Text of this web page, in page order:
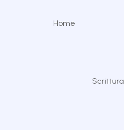
Home
Scrittura